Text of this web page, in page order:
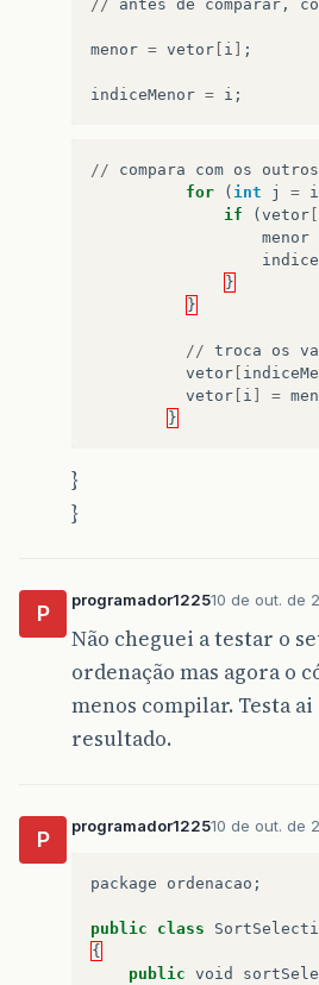
// antes de comparar ,
menor = vetor i ;
indiceMenor = i ;
// compara com os outros
for
( int j = i
if
( vetor
menor
}
}
// troca os
vetor
vetor i =
}
}
}
P
programador122510 de out. de
Não cheguei a testar o
ordenação mas agora o
menos compilar. Testa ai
resultado.
P
programador122510 de out. de
package ordenacao ;
public class
{
public void